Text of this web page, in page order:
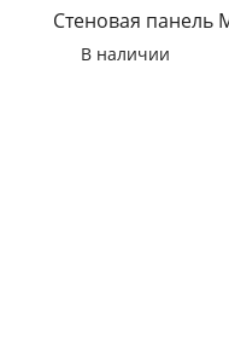
Стеновая панель
В наличии